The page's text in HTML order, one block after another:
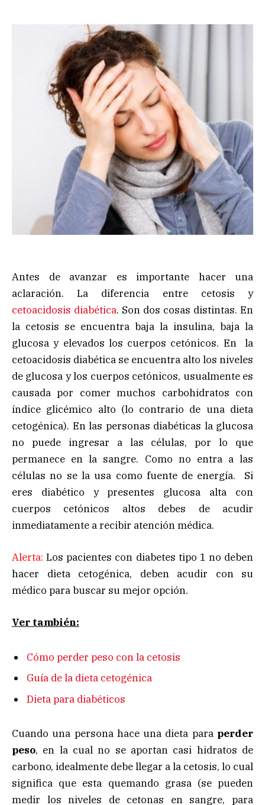
Antes de avanzar es importante hacer una
aclaración. La diferencia entre cetosis y
cetoacidosis diabética. Son dos cosas distintas. En
la cetosis se encuentra baja la insulina, baja la
glucosa y elevados los cuerpos cetónicos. En la
cetoacidosis diabética se encuentra alto los niveles
de glucosa y los cuerpos cetónicos, usualmente es
causada por comer muchos carbohidratos con
índice glicémico alto (lo contrario de una dieta
cetogénica). En las personas diabéticas la glucosa
no puede ingresar a las células, por lo que
permanece en la sangre. Como no entra a las
células no se la usa como fuente de energía. Si
eres diabético y presentes glucosa alta con
cuerpos cetónicos altos debes de acudir
inmediatamente a recibir atención médica.
Alerta: Los pacientes con diabetes tipo 1 no deben
hacer dieta cetogénica, deben acudir con su
médico para buscar su mejor opción.
Ver también:
Cómo perder peso con la cetosis
Guía de la dieta cetogénica
Dieta para diabéticos
Cuando una persona hace una dieta para perder
peso, en la cual no se aportan casi hidratos de
carbono, idealmente debe llegar a la cetosis, lo cual
significa que esta quemando grasa (se pueden
medir los niveles de cetonas en sangre, para